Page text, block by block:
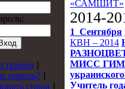
]
пароль? ]
снова ]
«САМШИТ»
2014-
1_Сентября
КВН – 2014
МИСС
Учитель